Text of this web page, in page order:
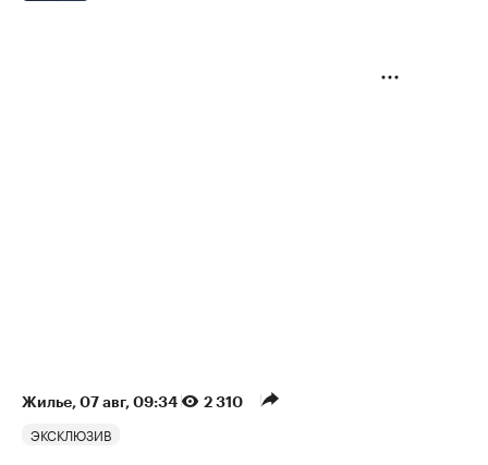
Жилье⁠, 07 авг, 09:34 2 310
ЭКСКЛЮЗИВ